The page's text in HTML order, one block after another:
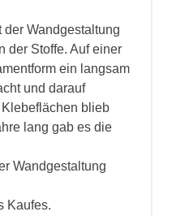
Wandgestaltung
der Stoffe. Auf einer
ein langsam
und darauf
blieb
lang gab es die
Wandgestaltung
Kaufes.